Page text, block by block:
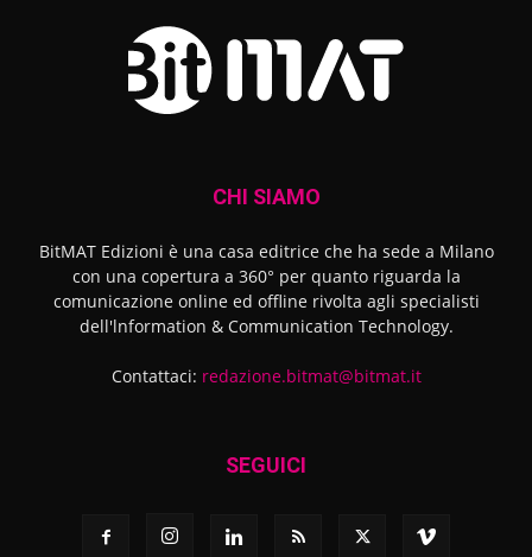
CHI SIAMO
BitMAT Edizioni è una casa editrice che ha sede a Milano
con una copertura a 360° per quanto riguarda la
comunicazione online ed offline rivolta agli specialisti
dell'lnformation & Communication Technology.
Contattaci: redazione.bitmat@bitmat.it
SEGUICI